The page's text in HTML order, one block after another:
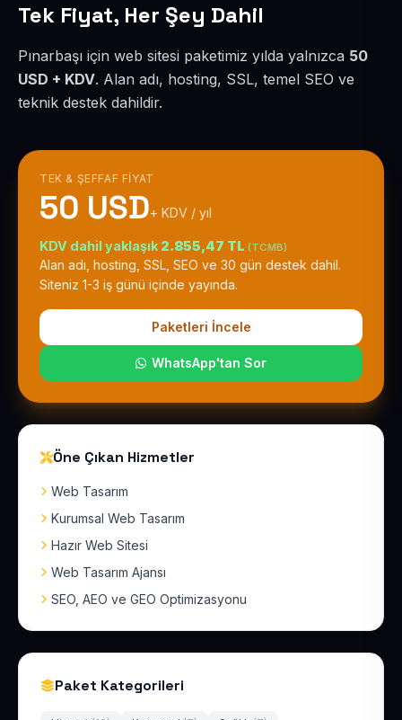
Tek Fiyat, Her Şey Dahil
Pınarbaşı için web sitesi paketimiz yılda yalnızca 50
USD + KDV. Alan adı, hosting, SSL, temel SEO ve
teknik destek dahildir.
TEK & ŞEFFAF FIYAT
50 USD+ KDV / yıl
KDV dahil yaklaşık 2.855,47 TL (TCMB)
Alan adı, hosting, SSL, SEO ve 30 gün destek dahil.
Siteniz 1-3 iş günü içinde yayında.
Paketleri İncele
WhatsApp'tan Sor
Öne Çıkan Hizmetler
Web Tasarım
Kurumsal Web Tasarım
Hazır Web Sitesi
Web Tasarım Ajansı
SEO, AEO ve GEO Optimizasyonu
Paket Kategorileri